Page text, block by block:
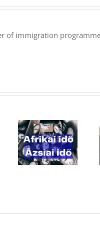
of immigration